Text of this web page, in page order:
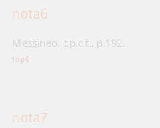
nota6
Messineo, op.cit., p.192.
top6
nota7